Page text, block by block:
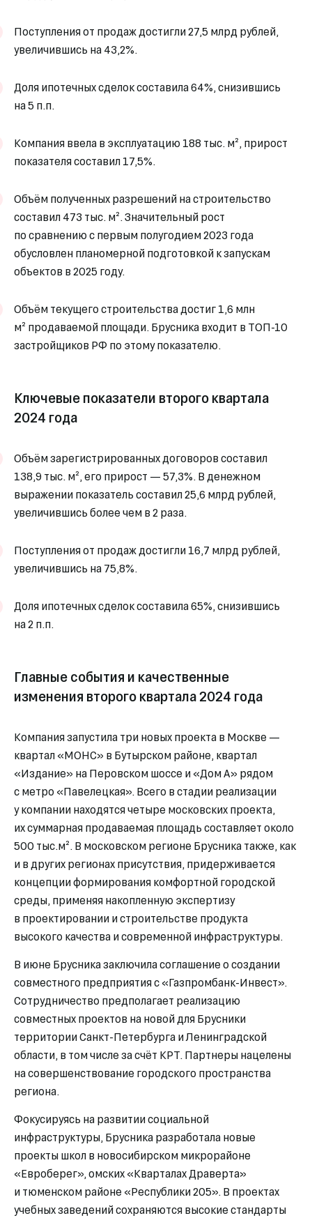
Поступления от продаж достигли 27,5 млрд рублей,
увеличившись на 43,2%.
Доля ипотечных сделок составила 64%, снизившись
на 5 п.п.
Компания ввела в эксплуатацию 188 тыс. м², прирост
показателя составил 17,5%.
Объём полученных разрешений на строительство
составил 473 тыс. м². Значительный рост
по сравнению с первым полугодием 2023 года
обусловлен планомерной подготовкой к запускам
объектов в 2025 году.
Объём текущего строительства достиг 1,6 млн
м² продаваемой площади. Брусника входит в ТОП-10
застройщиков РФ по этому показателю.
Ключевые показатели второго квартала
2024 года
Объём зарегистрированных договоров составил
138,9 тыс. м², его прирост — 57,3%. В денежном
выражении показатель составил 25,6 млрд рублей,
увеличившись более чем в 2 раза.
Поступления от продаж достигли 16,7 млрд рублей,
увеличившись на 75,8%.
Доля ипотечных сделок составила 65%, снизившись
на 2 п.п.
Главные события и качественные
изменения второго квартала 2024 года
Компания запустила три новых проекта в Москве —
квартал «МОНС» в Бутырском районе, квартал
«Издание» на Перовском шоссе и «Дом А» рядом
с метро «Павелецкая». Всего в стадии реализации
у компании находятся четыре московских проекта,
их суммарная продаваемая площадь составляет около
500 тыс.м². В московском регионе Брусника также, как
и в других регионах присутствия, придерживается
концепции формирования комфортной городской
среды, применяя накопленную экспертизу
в проектировании и строительстве продукта
высокого качества и современной инфраструктуры.
В июне Брусника заключила соглашение о создании
совместного предприятия с «Газпромбанк-Инвест».
Сотрудничество предполагает реализацию
совместных проектов на новой для Брусники
территории Санкт-Петербурга и Ленинградской
области, в том числе за счёт КРТ. Партнеры нацелены
на совершенствование городского пространства
региона.
Фокусируясь на развитии социальной
инфраструктуры, Брусника разработала новые
проекты школ в новосибирском микрорайоне
«Евроберег», омских «Кварталах Драверта»
и тюменском районе «Республики 205». В проектах
учебных заведений сохраняются высокие стандарты